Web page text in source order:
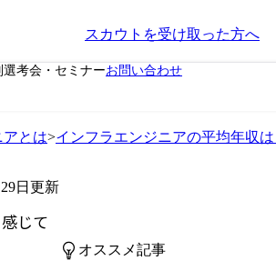
スカウトを受け取った方へ
選考会・セミナーお問い合わせ
とは>インフラエンジニアの平均年収
日更新
じて
オススメ記事